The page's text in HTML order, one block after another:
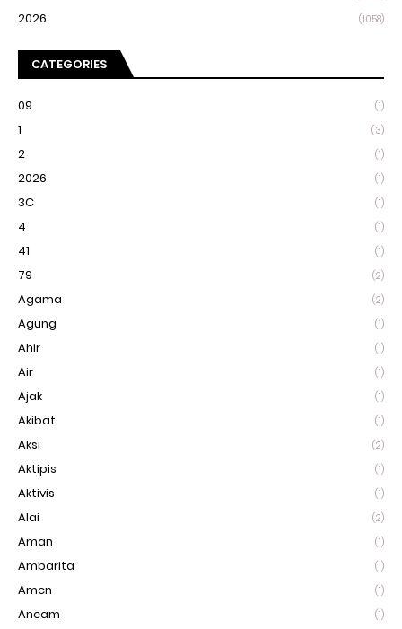
2026 (1058)
CATEGORIES
09 (1)
1 (3)
2 (1)
2026 (1)
3C (1)
4 (1)
41 (1)
79 (2)
Agama (2)
Agung (1)
Ahir (1)
Air (1)
Ajak (1)
Akibat (1)
Aksi (2)
Aktipis (1)
Aktivis (1)
Alai (2)
Aman (1)
Ambarita (1)
Amcn (1)
Ancam (1)